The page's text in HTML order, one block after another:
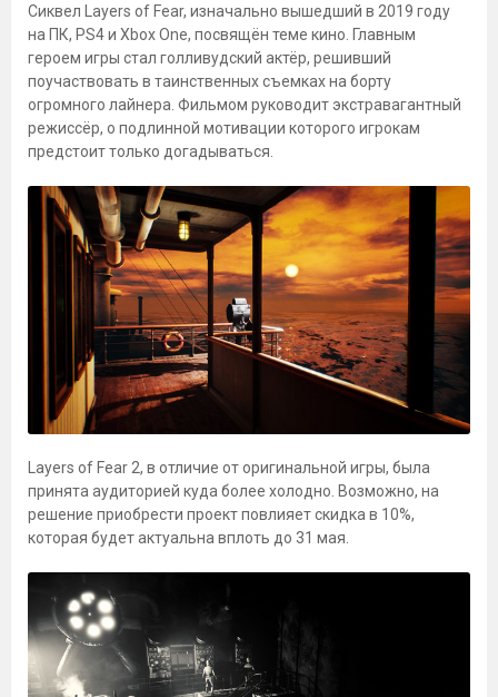
Сиквел Layers of Fear, изначально вышедший в 2019 году
на ПК, PS4 и Xbox One, посвящён теме кино. Главным
героем игры стал голливудский актёр, решивший
поучаствовать в таинственных съемках на борту
огромного лайнера. Фильмом руководит экстравагантный
режиссёр, о подлинной мотивации которого игрокам
предстоит только догадываться.
Layers of Fear 2, в отличие от оригинальной игры, была
принята аудиторией куда более холодно. Возможно, на
решение приобрести проект повлияет скидка в 10%,
которая будет актуальна вплоть до 31 мая.